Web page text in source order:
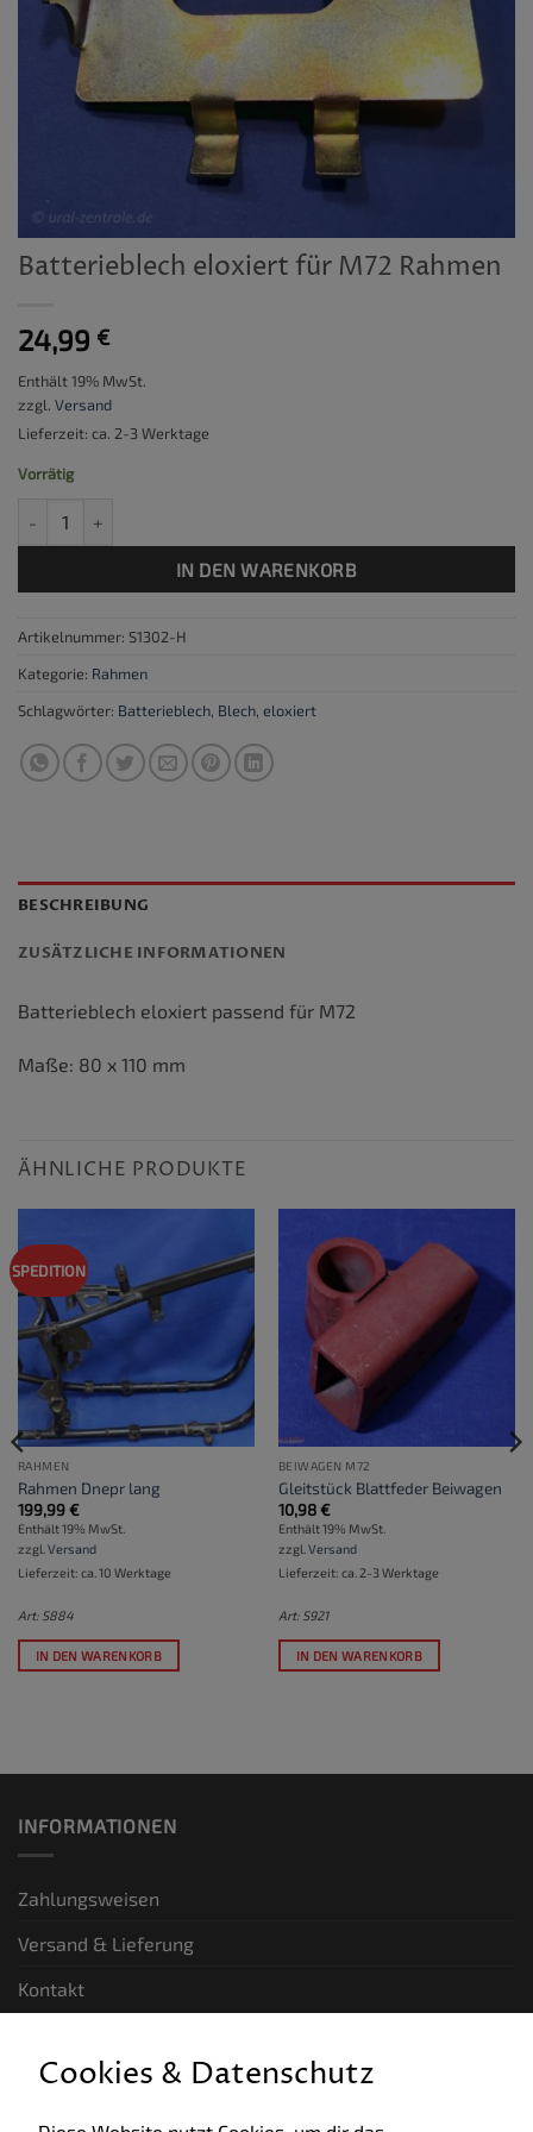
Batterieblech eloxiert für M72 Rahmen
24,99 €
Enthält 19% MwSt.
zzgl. Versand
Lieferzeit: ca. 2-3 Werktage
Vorrätig
IN DEN WARENKORB
Artikelnummer: S1302-H
Kategorie: Rahmen
Schlagwörter: Batterieblech, Blech, eloxiert
BESCHREIBUNG
ZUSÄTZLICHE INFORMATIONEN
Batterieblech eloxiert passend für M72
Maße: 80 x 110 mm
ÄHNLICHE PRODUKTE
SPEDITION
RAHMEN
Rahmen Dnepr lang
199,99€
Enthält 19% MwSt.
zzgl. Versand
Lieferzeit: ca. 10 Werktage
Art: S884
IN DEN WARENKORB
BEIWAGEN M72
Gleitstück Blattfeder Beiwagen
10,98€
Enthält 19% MwSt.
zzgl. Versand
Lieferzeit: ca. 2-3 Werktage
Art: S921
IN DEN WARENKORB
INFORMATIONEN
Zahlungsweisen
Versand & Lieferung
Kontakt
Allgemeine Geschäftsbedingungen
Cookies & Datenschutz